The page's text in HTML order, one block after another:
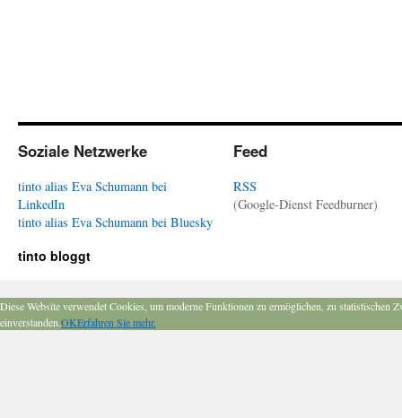
Soziale Netzwerke
tinto alias Eva Schumann bei
LinkedIn
tinto alias Eva Schumann bei Bluesky
Feed
RSS
(Google-Dienst Feedburner)
tinto bloggt
Diese Website verwendet Cookies, um moderne Funktionen zu ermöglichen, zu
einverstanden.OKErfahren Sie mehr.